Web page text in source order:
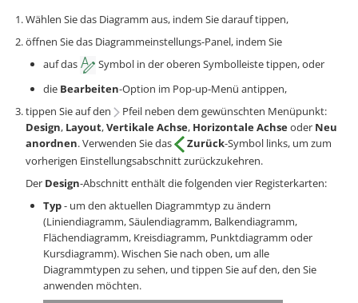
Wählen Sie das Diagramm aus, indem Sie darauf tippen,
öffnen Sie das Diagrammeinstellungs-Panel, indem Sie
auf das
Symbol in der oberen Symbolleiste tippen, oder
die Bearbeiten-Option im Pop-up-Menü antippen,
tippen Sie auf den
Pfeil neben dem gewünschten Menüpunkt:
Design, Layout,Vertikale Achse, Horizontale Achseoder Neu
anordnen. Verwenden Sie das Zurück-Symbol links, um zum
vorherigen Einstellungsabschnitt zurückzukehren.
Der Design-Abschnitt enthält die folgenden vier Registerkarten:
Typ- um den aktuellen Diagrammtyp zu ändern
(Liniendiagramm, Säulendiagramm, Balkendiagramm,
Flächendiagramm, Kreisdiagramm, Punktdiagramm oder
Kursdiagramm). Wischen Sie nach oben, um alle
Diagrammtypen zu sehen, und tippen Sie auf den, den Sie
anwenden möchten.